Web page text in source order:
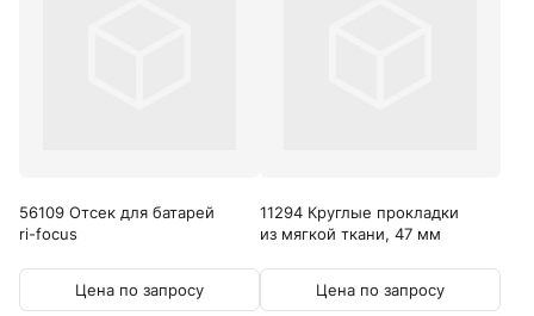
56109 Отсек для батарей
ri-focus
Цена по запросу
11294 Круглые прокладки
из мягкой ткани, 47 мм
Цена по запросу